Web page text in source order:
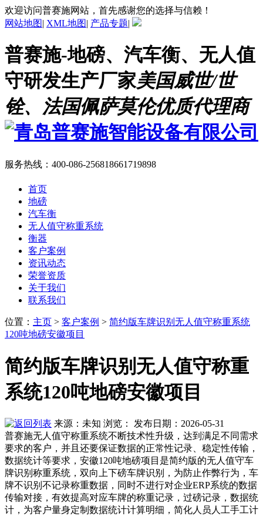
欢迎访问普赛施网站，首先感谢您的选择与信赖！
网站地图| XML地图| 产品专题|
普赛施-地磅、汽车衡、无人值
守研发生产厂家美国威世/世
铨、法国佩萨莫伦优质代理商
服务热线： 400-086-256818661719898
首页
地磅
汽车衡
无人值守称重系统
衡器
客户案例
资讯动态
荣誉资质
关于我们
联系我们
位置 ： 主页 > 客户案例 > 简约版车牌识别无人值守称重系统
120吨地磅安徽项目
简约版车牌识别无人值守称重
系统120吨地磅安徽项目
来源：未知 浏览：
发布日期：2026-05-31
普赛施无人值守称重系统不断技术性升级，达到满足不同需求
要求的客户，并且还要保证数据的正常性记录、稳定性传输，
数据统计等要求，安徽120吨地磅项目是简约版的无人值守车
牌识别称重系统，双向上下磅车牌识别，为防止作弊行为，车
牌不识别不记录称重数据，同时不进行对企业ERP系统的数据
传输对接，有效提高对应车牌的称重记录，过磅记录，数据统
计，为客户量身定制数据统计计算明细，简化人员人工手工计